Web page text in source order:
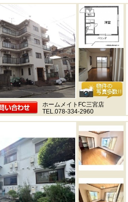
ホームメイトFC三宮店
TEL.078-334-2960